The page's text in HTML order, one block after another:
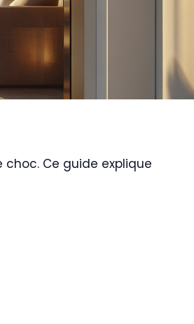
Ce guide explique